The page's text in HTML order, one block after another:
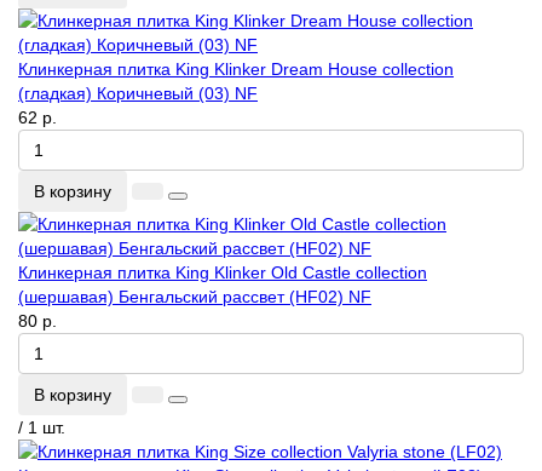
Клинкерная плитка King Klinker Dream House collection
(гладкая) Коричневый (03) NF
62 р.
В корзину
Клинкерная плитка King Klinker Old Castle collection
(шершавая) Бенгальский рассвет (HF02) NF
80 р.
В корзину
/ 1 шт.